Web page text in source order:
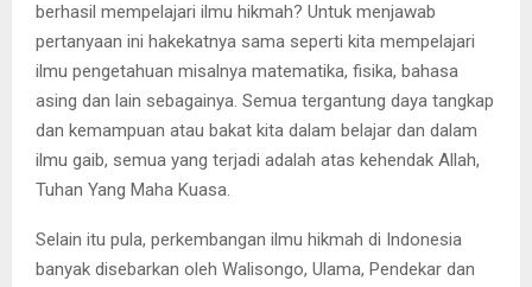
berhasil mempelajari ilmu hikmah? Untuk menjawab
pertanyaan ini hakekatnya sama seperti kita mempelajari
ilmu pengetahuan misalnya matematika, fisika, bahasa
asing dan lain sebagainya. Semua tergantung daya tangkap
dan kemampuan atau bakat kita dalam belajar dan dalam
ilmu gaib, semua yang terjadi adalah atas kehendak Allah,
Tuhan Yang Maha Kuasa.
Selain itu pula, perkembangan ilmu hikmah di Indonesia
banyak disebarkan oleh Walisongo, Ulama, Pendekar dan